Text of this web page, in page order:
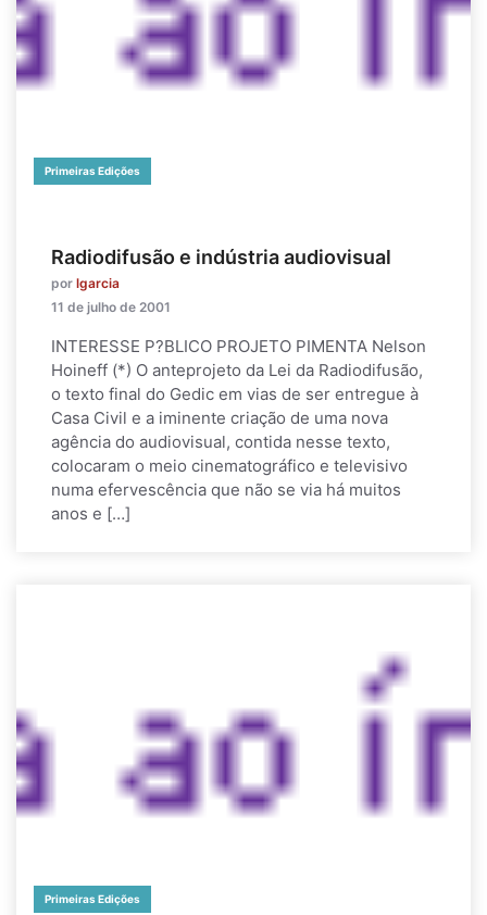
Primeiras Edições
Radiodifusão e indústria audiovisual
por lgarcia
11 de julho de 2001
INTERESSE P?BLICO PROJETO PIMENTA Nelson
Hoineff (*) O anteprojeto da Lei da Radiodifusão,
o texto final do Gedic em vias de ser entregue à
Casa Civil e a iminente criação de uma nova
agência do audiovisual, contida nesse texto,
colocaram o meio cinematográfico e televisivo
numa efervescência que não se via há muitos
anos e […]
Primeiras Edições